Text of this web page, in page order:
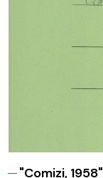
"Comizi, 1958"